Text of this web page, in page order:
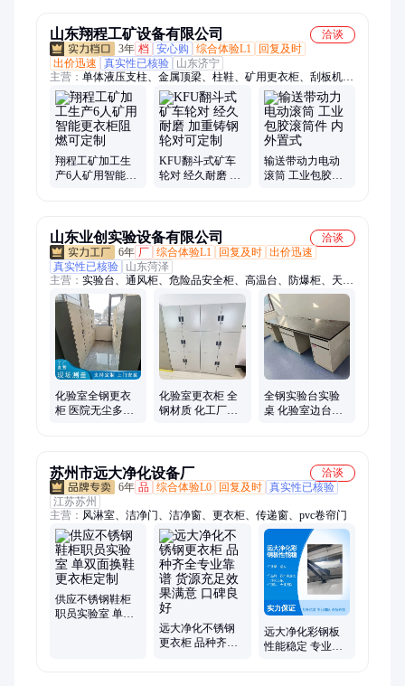
山东翔程工矿设备有限公司
洽谈
3年 档 安心购 综合体验L1
回复及时
出价迅速
真实性已核验
山东济宁
主营： 单体液压支柱、金属顶梁、柱鞋、矿用更衣柜、刮板机配
件、皮带机配件、风门
翔程工矿加工生
产6人矿用智能更
KFU翻斗式矿车
轮对 经久耐磨 加
输送带动力电动
滚筒 工业包胶滚
山东业创实验设备有限公司
洽谈
6年 厂 综合体验L1 回复及时 出价迅速
真实性已核验
山东菏泽
主营： 实验台、通风柜、危险品安全柜、高温台、防爆柜、天平
台、气瓶柜、器皿柜、通风橱、实验室通风系统、减震工作台、
实验室通风柜、药品存放柜、原子吸收罩、实验室家具、通风柜
通风橱、化验室工作台、pp风管、喷淋塔、万象排气罩、实验室
排风系统、实验室设备、实验室气路系统、集中供气系统、活性
炭吸附箱
化验室全钢更衣
柜 医院无尘多门
化验室更衣柜 全
钢材质 化工厂检
全钢实验台实验
桌 化验室边台中
苏州市远大净化设备厂
洽谈
6年 品 综合体验L0 回复及时 真实性已核验
江苏苏州
主营： 风淋室、洁净门、洁净窗、更衣柜、传递窗、pvc卷帘门
供应不锈钢鞋柜
职员实验室 单双
远大净化不锈钢
更衣柜 品种齐全
远大净化彩钢板
性能稳定 专业团